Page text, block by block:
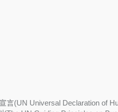
(UN Universal Declaration of